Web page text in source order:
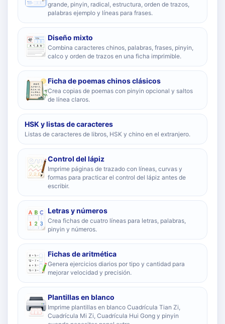
grande, pinyin, radical, estructura, orden de trazos,
palabras ejemplo y líneas para frases.
Diseño mixto
Combina caracteres chinos, palabras, frases, pinyin,
calco y orden de trazos en una ficha imprimible.
Ficha de poemas chinos clásicos
Crea copias de poemas con pinyin opcional y saltos
de línea claros.
HSK y listas de caracteres
Listas de caracteres de libros, HSK y chino en el extranjero.
Control del lápiz
Imprime páginas de trazado con líneas, curvas y
formas para practicar el control del lápiz antes de
escribir.
Letras y números
Crea fichas de cuatro líneas para letras, palabras,
pinyin y números.
Fichas de aritmética
Genera ejercicios diarios por tipo y cantidad para
mejorar velocidad y precisión.
Plantillas en blanco
Imprime plantillas en blanco Cuadrícula Tian Zi,
Cuadrícula Mi Zi, Cuadrícula Hui Gong y pinyin